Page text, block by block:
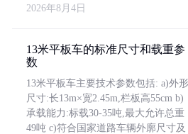
2026年8月4日
13米平板车的标准尺寸和载重参
数
13米平板车主要技术参数包括: a)外形
尺寸:长13m×宽2.45m,栏板高55cm b)
承载能力:标载30-35吨,最大允许总重
49吨 c)符合国家道路车辆外廓尺寸及